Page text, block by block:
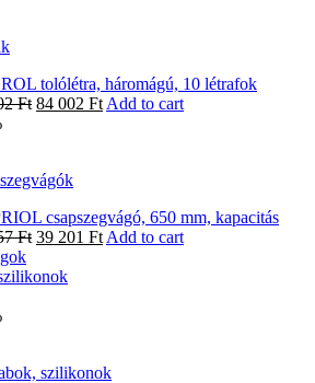
tolólétra, háromágú, 10 létrafok
Ft 84 002 Ft Add to cart
csapszegvágó, 650 mm, kapacitás
Ft 39 201 Ft Add to cart
szilikonok